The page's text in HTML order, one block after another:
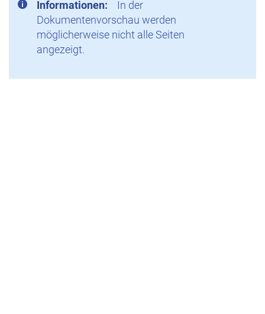
Informationen:
In der
Dokumentenvorschau werden
möglicherweise nicht alle Seiten
angezeigt.